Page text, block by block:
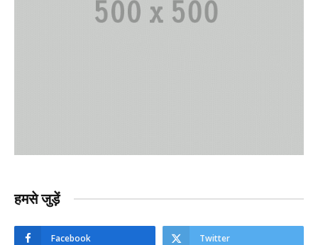
हमसे जुड़ें
Facebook Twitter